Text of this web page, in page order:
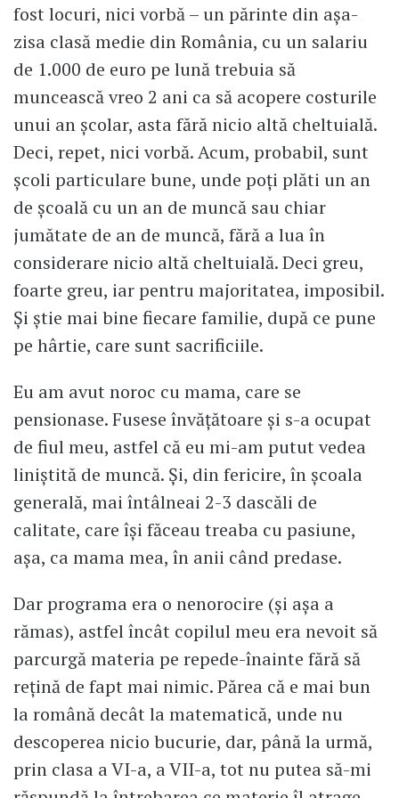
fost locuri, nici vorbă – un părinte din așa-
zisa clasă medie din România, cu un salariu
de 1.000 de euro pe lună trebuia să
muncească vreo 2 ani ca să acopere costurile
unui an școlar, asta fără nicio altă cheltuială.
Deci, repet, nici vorbă. Acum, probabil, sunt
școli particulare bune, unde poți plăti un an
de școală cu un an de muncă sau chiar
jumătate de an de muncă, fără a lua în
considerare nicio altă cheltuială. Deci greu,
foarte greu, iar pentru majoritatea, imposibil.
Și știe mai bine fiecare familie, după ce pune
pe hârtie, care sunt sacrificiile.
Eu am avut noroc cu mama, care se
pensionase. Fusese învățătoare și s-a ocupat
de fiul meu, astfel că eu mi-am putut vedea
liniștită de muncă. Și, din fericire, în școala
generală, mai întâlneai 2-3 dascăli de
calitate, care își făceau treaba cu pasiune,
așa, ca mama mea, în anii când predase.
Dar programa era o nenorocire (și așa a
rămas), astfel încât copilul meu era nevoit să
parcurgă materia pe repede-înainte fără să
rețină de fapt mai nimic. Părea că e mai bun
la română decât la matematică, unde nu
descoperea nicio bucurie, dar, până la urmă,
prin clasa a VI-a, a VII-a, tot nu putea să-mi